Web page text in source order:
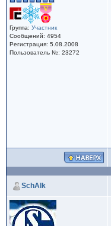
Группа: Участник
Сообщений: 4954
Регистрация: 5.08.2008
Пользователь №: 23272
SchAlk